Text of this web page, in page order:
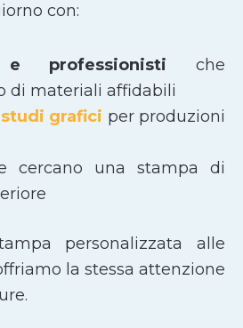
con:
professionisti che
di materiali affidabili
grafici per produzioni
cercano una stampa di
personalizzata alle
la stessa attenzione